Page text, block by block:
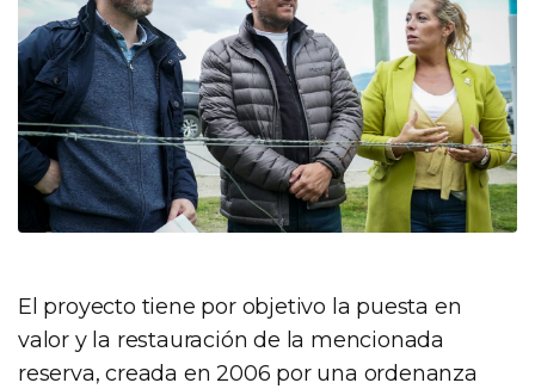
El proyecto tiene por objetivo la puesta en
valor y la restauración de la mencionada
reserva, creada en 2006 por una ordenanza